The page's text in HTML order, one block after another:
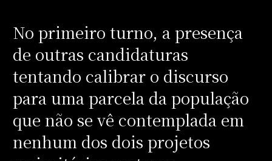
No primeiro turno, a presença
de outras candidaturas
tentando calibrar o discurso
para uma parcela da população
que não se vê contemplada em
nenhum dos dois projetos